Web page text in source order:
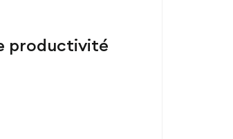
productivité